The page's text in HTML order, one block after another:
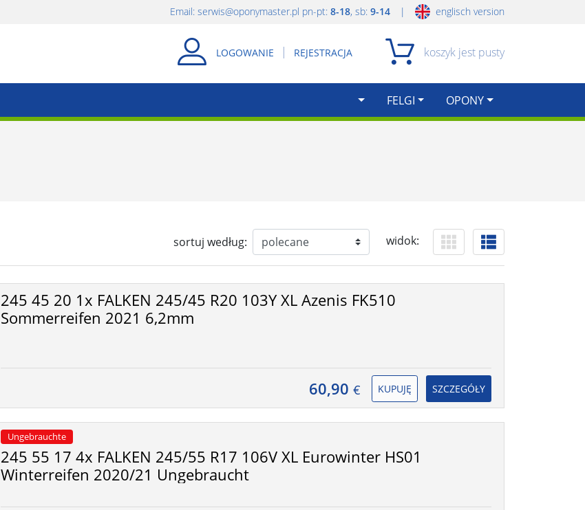
Email: serwis@oponymaster.pl pn-pt: 8-18, sb: 9-14 | englisch version
LOGOWANIE | REJESTRACJA koszyk jest pusty
FELGI OPONY
sortuj według: widok:
245 45 20 1x FALKEN 245/45 R20 103Y XL Azenis FK510
Sommerreifen 2021 6,2mm
60,90 € KUPUJĘ SZCZEGÓŁY
Ungebrauchte
245 55 17 4x FALKEN 245/55 R17 106V XL Eurowinter HS01
Winterreifen 2020/21 Ungebraucht